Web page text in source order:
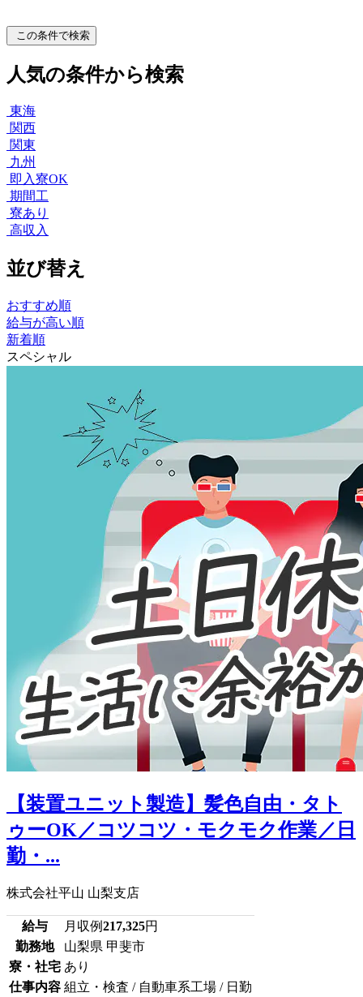
この条件で検索
人気の条件から検索
東海
関西
関東
九州
即入寮OK
期間工
寮あり
高収入
並び替え
おすすめ順
給与が高い順
新着順
スペシャル
【装置ユニット製造】髪色自由・タト
ゥーOK／コツコツ・モクモク作業／日
勤・...
株式会社平山 山梨支店
給与 月収例217,325円
勤務地
山梨県 甲斐市
寮・社宅 あり
仕事内容 組立・検査 / 自動車系工場 / 日勤